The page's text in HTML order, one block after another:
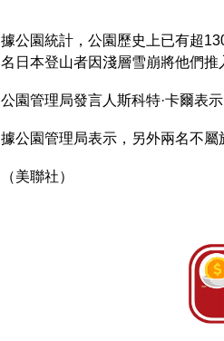
據公園統計，公園歷史上已有超
名日本登山者因淺層雪崩將他們推
公園管理局發言人斯科特·卡爾表
據公園管理局表示，另外兩名不屬
（美聯社）